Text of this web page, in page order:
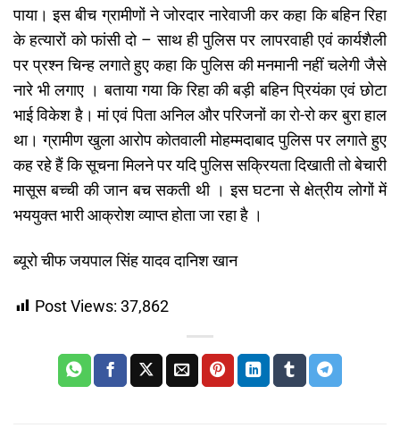
पाया। इस बीच ग्रामीणों ने जोरदार नारेवाजी कर कहा कि बहिन रिहा
के हत्यारों को फांसी दो – साथ ही पुलिस पर लापरवाही एवं कार्यशैली
पर प्रश्न चिन्ह लगाते हुए कहा कि पुलिस की मनमानी नहीं चलेगी जैसे
नारे भी लगाए । बताया गया कि रिहा की बड़ी बहिन प्रियंका एवं छोटा
भाई विकेश है। मां एवं पिता अनिल और परिजनों का रो-रो कर बुरा हाल
था। ग्रामीण खुला आरोप कोतवाली मोहम्मदाबाद पुलिस पर लगाते हुए
कह रहे हैं कि सूचना मिलने पर यदि पुलिस सक्रियता दिखाती तो बेचारी
मासूस बच्ची की जान बच सकती थी । इस घटना से क्षेत्रीय लोगों में
भययुक्त भारी आक्रोश व्याप्त होता जा रहा है ।
ब्यूरो चीफ जयपाल सिंह यादव दानिश खान
Post Views: 37,862